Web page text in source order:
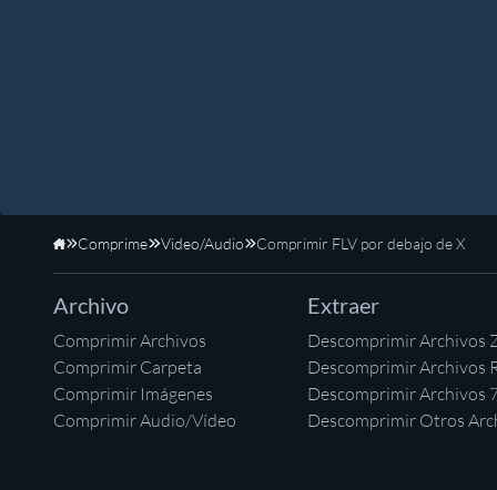
Inicio
Comprime Video/Audio Comprimir FLV por debajo de X
Archivo
Comprimir Archivos
Comprimir Carpeta
Comprimir Imágenes
Comprimir Audio/Vídeo
Extraer
Descomprimir Archivos
Descomprimir Archivos
Descomprimir Archivos
Descomprimir Otros